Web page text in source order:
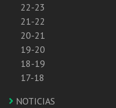
22-23
21-22
20-21
19-20
18-19
17-18
NOTICIAS